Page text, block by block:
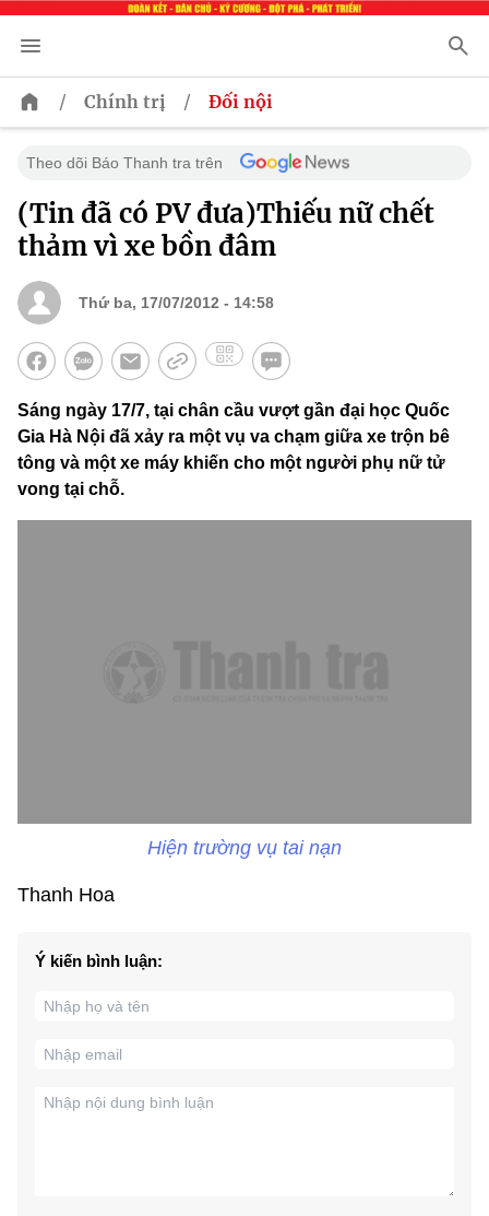
/ Chính trị / Đối nội
Theo dõi Báo Thanh tra trên
(Tin đã có PV đưa)Thiếu nữ chết
thảm vì xe bồn đâm
Thứ ba, 17/07/2012 - 14:58
Sáng ngày 17/7, tại chân cầu vượt gần đại học Quốc
Gia Hà Nội đã xảy ra một vụ va chạm giữa xe trộn bê
tông và một xe máy khiến cho một người phụ nữ tử
vong tại chỗ.
Hiện trường vụ tai nạn
Thanh Hoa
Ý kiến bình luận: